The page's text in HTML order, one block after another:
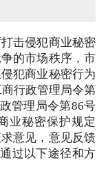
击侵犯商业秘密
的市场秩序，市
犯商业秘密行为
行政管理局令第
管理局令第86号
业秘密保护规定
意见，意见反馈
过以下途径和方